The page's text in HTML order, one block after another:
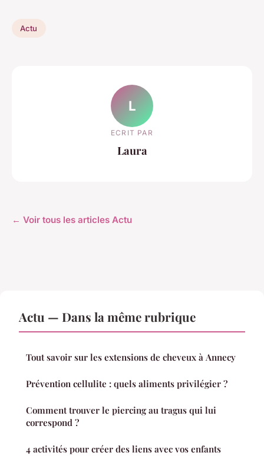
Actu
L
ECRIT PAR
Laura
← Voir tous les articles Actu
Actu — Dans la même rubrique
Tout savoir sur les extensions de cheveux à Annecy
Prévention cellulite : quels aliments privilégier ?
Comment trouver le piercing au tragus qui lui
correspond ?
4 activités pour créer des liens avec vos enfants